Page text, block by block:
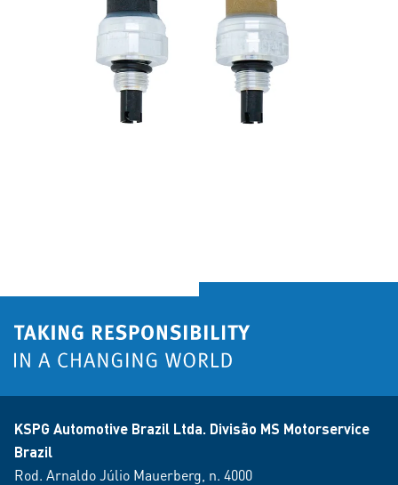
KSPG Automotive Brazil Ltda. Divisão MS Motorservice
Brazil
Rod. Arnaldo Júlio Mauerberg, n. 4000